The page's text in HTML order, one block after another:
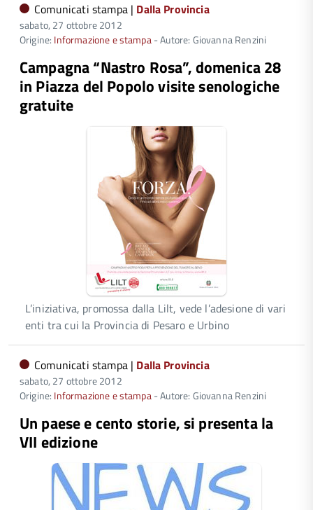
Comunicati stampa | Dalla Provincia
sabato, 27 ottobre 2012
Origine: Informazione e stampa- Autore: Giovanna Renzini
Campagna “Nastro Rosa”, domenica 28
in Piazza del Popolo visite senologiche
gratuite
L’iniziativa, promossa dalla Lilt, vede l’adesione di vari
enti tra cui la Provincia di Pesaro e Urbino
Comunicati stampa | Dalla Provincia
sabato, 27 ottobre 2012
Origine: Informazione e stampa- Autore: Giovanna Renzini
Un paese e cento storie, si presenta la
VII edizione